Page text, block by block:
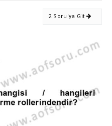
2 Soru'ya Git